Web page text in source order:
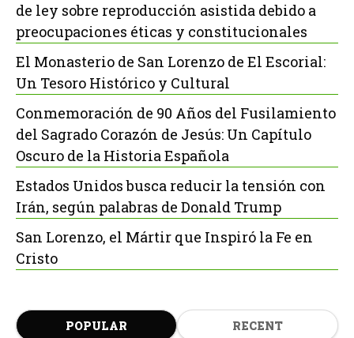
de ley sobre reproducción asistida debido a
preocupaciones éticas y constitucionales
El Monasterio de San Lorenzo de El Escorial:
Un Tesoro Histórico y Cultural
Conmemoración de 90 Años del Fusilamiento
del Sagrado Corazón de Jesús: Un Capítulo
Oscuro de la Historia Española
Estados Unidos busca reducir la tensión con
Irán, según palabras de Donald Trump
San Lorenzo, el Mártir que Inspiró la Fe en
Cristo
POPULAR RECENT